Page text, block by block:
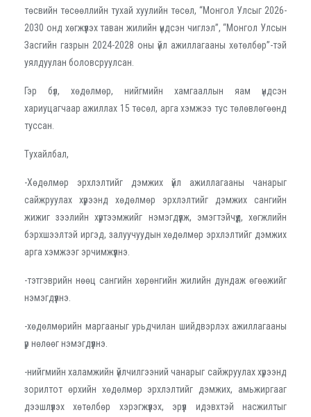
төсвийн төсөөллийн тухай хуулийн төсөл, “Монгол Улсыг 2026-
2030 онд хөгжүүлэх таван жилийн үндсэн чиглэл”, “Монгол Улсын
Засгийн газрын 2024-2028 оны үйл ажиллагааны хөтөлбөр”-тэй
уялдуулан боловсруулсан.
Гэр бүл, хөдөлмөр, нийгмийн хамгааллын яам үндсэн
хариуцагчаар ажиллах 15 төсөл, арга хэмжээ тус төлөвлөгөөнд
туссан.
Тухайлбал,
-Хөдөлмөр эрхлэлтийг дэмжих үйл ажиллагааны чанарыг
сайжруулах хүрээнд хөдөлмөр эрхлэлтийг дэмжих сангийн
жижиг зээлийн хүртээмжийг нэмэгдүүлж, эмэгтэйчүүд, хөгжлийн
бэрхшээлтэй иргэд, залуучуудын хөдөлмөр эрхлэлтийг дэмжих
арга хэмжээг эрчимжүүлнэ.
-тэтгэврийн нөөц сангийн хөрөнгийн жилийн дундаж өгөөжийг
нэмэгдүүлнэ.
-хөдөлмөрийн маргааныг урьдчилан шийдвэрлэх ажиллагааны
үр нөлөөг нэмэгдүүлнэ.
-нийгмийн халамжийн үйлчилгээний чанарыг сайжруулах хүрээнд
зорилтот өрхийн хөдөлмөр эрхлэлтийг дэмжих, амьжиргааг
дээшлүүлэх хөтөлбөр хэрэгжүүлэх, эрүүл идэвхтэй насжилтыг